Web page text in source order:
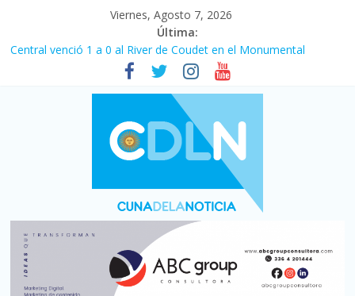
Viernes, Agosto 7, 2026
Última:
Central venció 1 a 0 al River de Coudet en el Monumental
La morosidad alcanzó su nivel más alto en dos décadas y ya
afecta a 400 mil deudores en Santa Fe
Desde que asumió Milei cerraron 41.000 kioscos: el sector
denuncia crisis como en 2001
Vacaciones de invierno con más movimiento y consumo
turístico: 4,6 millones de personas viajaron por el país, un 5,9%
Fuerte caída de la venta de autos usados en julio: bajó un 12,6%